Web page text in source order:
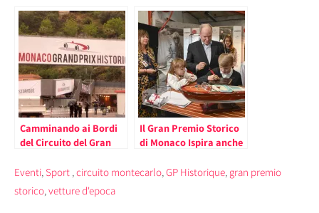
residenti, lavoratori e
ospiti degli hotel)
Camminando ai Bordi
del Circuito del Gran
Monaco 2018
Il Gran Premio Storico
di Monaco Ispira anche
Eventi, Sport ,circuito montecarlo,GP Historique, gran premio
storico,vetture d'epoca